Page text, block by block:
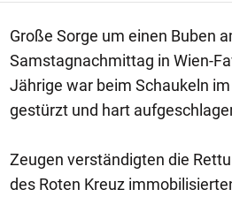
Große Sorge um einen Buben
Samstagnachmittag in Wien-
Jährige war beim Schaukeln
gestürzt und hart
Zeugen verständigten die
des Roten Kreuz